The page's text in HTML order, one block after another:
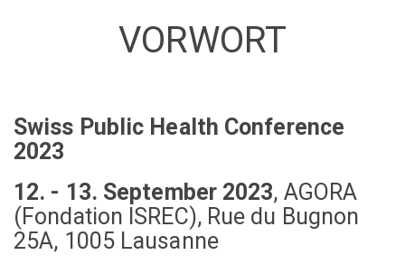
VORWORT
Swiss Public Health Conference
2023
12. - 13. September 2023, AGORA
(Fondation ISREC), Rue du Bugnon
25A, 1005 Lausanne